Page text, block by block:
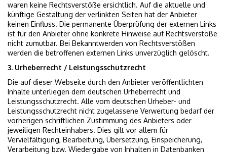
waren keine Rechtsverstöße ersichtlich. Auf die aktuelle und
künftige Gestaltung der verlinkten Seiten hat der Anbieter
keinen Einfluss. Die permanente Überprüfung der externen Links
ist für den Anbieter ohne konkrete Hinweise auf Rechtsverstöße
nicht zumutbar. Bei Bekanntwerden von Rechtsverstößen
werden die betroffenen externen Links unverzüglich gelöscht.
3. Urheberrecht / Leistungsschutzrecht
Die auf dieser Webseite durch den Anbieter veröffentlichten
Inhalte unterliegen dem deutschen Urheberrecht und
Leistungsschutzrecht. Alle vom deutschen Urheber- und
Leistungsschutzrecht nicht zugelassene Verwertung bedarf der
vorherigen schriftlichen Zustimmung des Anbieters oder
jeweiligen Rechteinhabers. Dies gilt vor allem für
Vervielfältigung, Bearbeitung, Übersetzung, Einspeicherung,
Verarbeitung bzw. Wiedergabe von Inhalten in Datenbanken